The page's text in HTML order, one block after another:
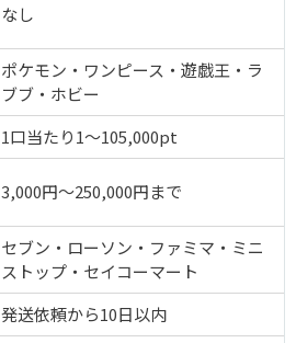
なし
ポケモン・ワンピース・遊戯王・ラ
ブブ・ホビー
1口当たり1～105,000pt
3,000円～250,000円まで
セブン・ローソン・ファミマ・ミニ
ストップ・セイコーマート
発送依頼から10日以内